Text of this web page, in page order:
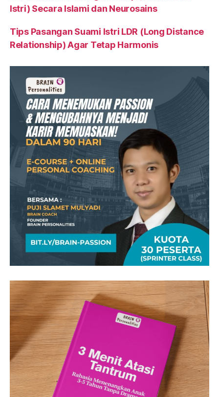
Istri) Secara Islami dan Neurosains
Tips Pasangan Suami Istri LDR (Long Distance
Relationship) Agar Tetap Harmonis